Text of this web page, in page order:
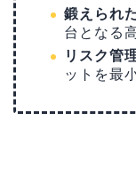
鍛えられ
台となる
リスク管
ットを最